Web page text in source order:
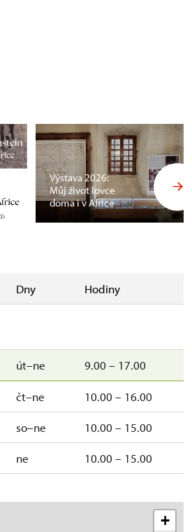
Výstava 2026:
Můj život lovce
doma i v Africe
Dny Hodiny
út–ne 9.00 – 17.00
čt–ne 10.00 – 16.00
so–ne 10.00 – 15.00
ne 10.00 – 15.00
+